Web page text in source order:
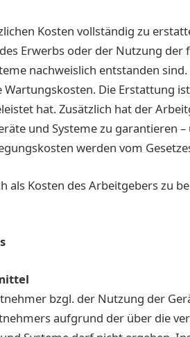
Kosten vollständig zu
Erwerbs oder der Nutzung
nachweislich entstanden
Die Erstattung
hat. Zusätzlich hat der
und Systeme zu garantieren
werden vom
als Kosten des Arbeitgebers zu
bzgl. der Nutzung der
aufgrund der über die